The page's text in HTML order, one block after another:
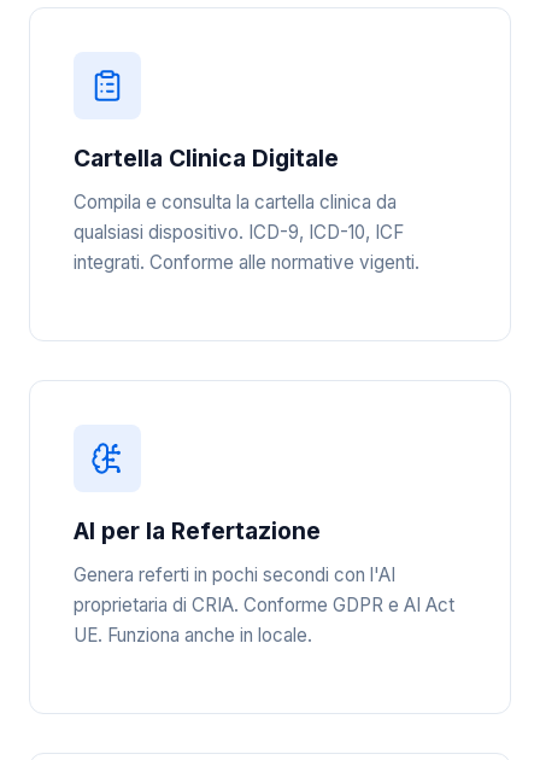
Cartella Clinica Digitale
Compila e consulta la cartella clinica da
qualsiasi dispositivo. ICD-9, ICD-10, ICF
integrati. Conforme alle normative vigenti.
AI per la Refertazione
Genera referti in pochi secondi con l'AI
proprietaria di CRIA. Conforme GDPR e AI Act
UE. Funziona anche in locale.